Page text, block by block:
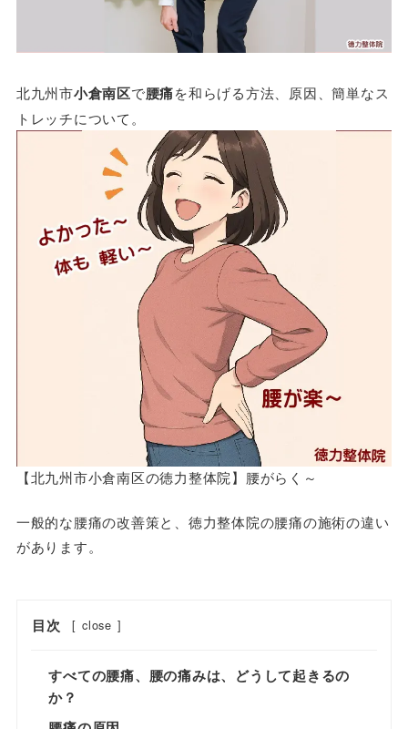
北九州市小倉南区で腰痛を和らげる方法、原因、簡単なス
トレッチについて。
【北九州市小倉南区の徳力整体院】腰がらく～
一般的な腰痛の改善策と、徳力整体院の腰痛の施術の違い
があります。
目次 [ close ]
すべての腰痛、腰の痛みは、どうして起きるの
か？